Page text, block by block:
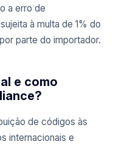
a erro de
à multa de 1% do
parte do importador.
e como
de códigos às
internacionais e